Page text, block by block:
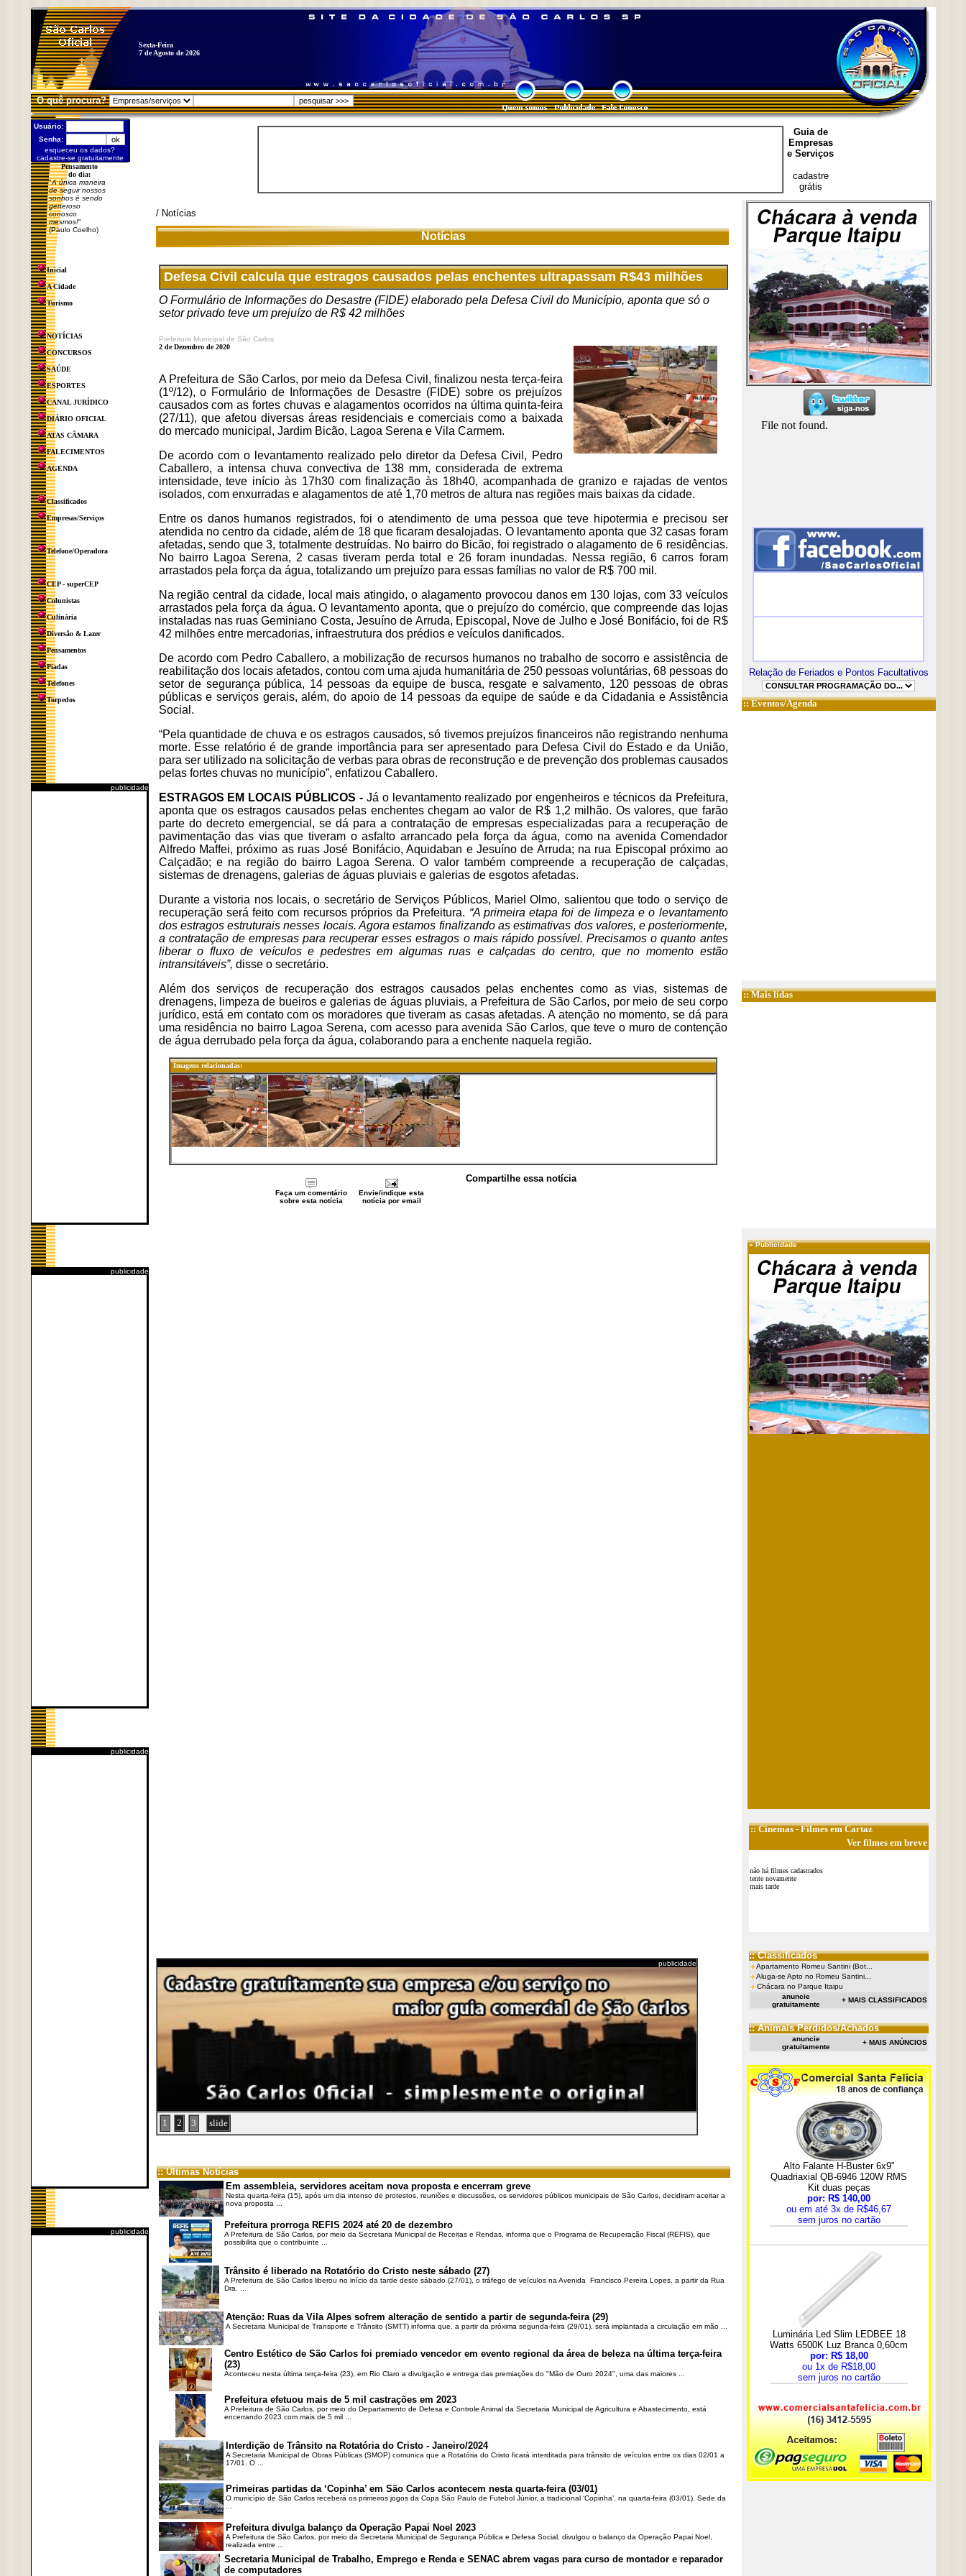
Sexta-Feira
7 de Agosto de 2026
O quê procura?
Usuário:
Senha:
esqueceu os dados?
cadastre-se gratuitamente
Pensamento
do dia:
"A única maneira
de seguir nossos
sonhos é sendo
generoso
conosco
mesmos!"
(Paulo Coelho)
Inicial
A Cidade
Turismo
NOTÍCIAS
CONCURSOS
SAÚDE
ESPORTES
CANAL JURÍDICO
DIÁRIO OFICIAL
ATAS CÂMARA
FALECIMENTOS
AGENDA
Classificados
Empresas/Serviços
Telefone/Operadora
CEP - superCEP
Colunistas
Culinária
Diversão & Lazer
Pensamentos
Piadas
Telefones
Torpedos
publicidade
publicidade
publicidade
publicidade
Guia de
Empresas
e Serviços
cadastre
grátis
/ Notícias
Notícias
Defesa Civil calcula que estragos causados pelas enchentes ultrapassam R$43 milhões
O Formulário de Informações do Desastre (FIDE) elaborado pela Defesa Civil do Município, aponta que só o
setor privado teve um prejuízo de R$ 42 milhões
Prefeitura Municipal de São Carlos
2 de Dezembro de 2020
A Prefeitura de São Carlos, por meio da Defesa Civil, finalizou nesta terça-feira
(1º/12), o Formulário de Informações de Desastre (FIDE) sobre os prejuízos
causados com as fortes chuvas e alagamentos ocorridos na última quinta-feira
(27/11), que afetou diversas áreas residenciais e comerciais como a baixada
do mercado municipal, Jardim Bicão, Lagoa Serena e Vila Carmem.
De acordo com o levantamento realizado pelo diretor da Defesa Civil, Pedro
Caballero, a intensa chuva convectiva de 138 mm, considerada de extrema
intensidade, teve início às 17h30 com finalização às 18h40, acompanhada de granizo e rajadas de ventos
isolados, com enxurradas e alagamentos de até 1,70 metros de altura nas regiões mais baixas da cidade.
Entre os danos humanos registrados, foi o atendimento de uma pessoa que teve hipotermia e precisou ser
atendida no centro da cidade, além de 18 que ficaram desalojadas. O levantamento aponta que 32 casas foram
afetadas, sendo que 3, totalmente destruídas. No bairro do Bicão, foi registrado o alagamento de 6 residências.
No bairro Lagoa Serena, 2 casas tiveram perda total e 26 foram inundadas. Nessa região, 6 carros foram
arrastados pela força da água, totalizando um prejuízo para essas famílias no valor de R$ 700 mil.
Na região central da cidade, local mais atingido, o alagamento provocou danos em 130 lojas, com 33 veículos
arrastados pela força da água. O levantamento aponta, que o prejuízo do comércio, que compreende das lojas
instaladas nas ruas Geminiano Costa, Jesuíno de Arruda, Episcopal, Nove de Julho e José Bonifácio, foi de R$
42 milhões entre mercadorias, infraestrutura dos prédios e veículos danificados.
De acordo com Pedro Caballero, a mobilização de recursos humanos no trabalho de socorro e assistência de
reabilitação dos locais afetados, contou com uma ajuda humanitária de 250 pessoas voluntárias, 68 pessoas do
setor de segurança pública, 14 pessoas da equipe de busca, resgate e salvamento, 120 pessoas de obras
públicas e serviços gerais, além, do apoio de 14 pessoas da equipe de saúde e da Cidadania e Assistência
Social.
“Pela quantidade de chuva e os estragos causados, só tivemos prejuízos financeiros não registrando nenhuma
morte. Esse relatório é de grande importância para ser apresentado para Defesa Civil do Estado e da União,
para ser utilizado na solicitação de verbas para obras de reconstrução e de prevenção dos problemas causados
pelas fortes chuvas no município”, enfatizou Caballero.
ESTRAGOS EM LOCAIS PÚBLICOS -Já o levantamento realizado por engenheiros e técnicos da Prefeitura,
aponta que os estragos causados pelas enchentes chegam ao valor de R$ 1,2 milhão. Os valores, que farão
parte do decreto emergencial, se dá para a contratação de empresas especializadas para a recuperação de
pavimentação das vias que tiveram o asfalto arrancado pela força da água, como na avenida Comendador
Alfredo Maffei, próximo as ruas José Bonifácio, Aquidaban e Jesuíno de Arruda; na rua Episcopal próximo ao
Calçadão; e na região do bairro Lagoa Serena. O valor também compreende a recuperação de calçadas,
sistemas de drenagens, galerias de águas pluviais e galerias de esgotos afetadas.
Durante a vistoria nos locais, o secretário de Serviços Públicos, Mariel Olmo, salientou que todo o serviço de
recuperação será feito com recursos próprios da Prefeitura. “A primeira etapa foi de limpeza e o levantamento
dos estragos estruturais nesses locais. Agora estamos finalizando as estimativas dos valores, e posteriormente,
a contratação de empresas para recuperar esses estragos o mais rápido possível. Precisamos o quanto antes
liberar o fluxo de veículos e pedestres em algumas ruas e calçadas do centro, que no momento estão
intransitáveis”, disse o secretário.
Além dos serviços de recuperação dos estragos causados pelas enchentes como as vias, sistemas de
drenagens, limpeza de bueiros e galerias de águas pluviais, a Prefeitura de São Carlos, por meio de seu corpo
jurídico, está em contato com os moradores que tiveram as casas afetadas. A atenção no momento, se dá para
uma residência no bairro Lagoa Serena, com acesso para avenida São Carlos, que teve o muro de contenção
de água derrubado pela força da água, colaborando para a enchente naquela região.
Imagens relacionadas:
Compartilhe essa notícia
Faça um comentário
sobre esta notícia
Envie/indique esta
notícia por email
publicidade
1 2 3 slide
:: Últimas Notícias
Em assembleia, servidores aceitam nova proposta e encerram greve
Nesta quarta-feira (15), após um dia intenso de protestos, reuniões e discussões, os servidores públicos municipais de São Carlos, decidiram aceitar a
nova proposta ...
Prefeitura prorroga REFIS 2024 até 20 de dezembro
A Prefeitura de São Carlos, por meio da Secretaria Municipal de Receitas e Rendas, informa que o Programa de Recuperação Fiscal (REFIS), que
possibilita que o contribuinte ...
Trânsito é liberado na Rotatório do Cristo neste sábado (27)
A Prefeitura de São Carlos liberou no início da tarde deste sábado (27/01), o tráfego de veículos na Avenida Francisco Pereira Lopes, a partir da Rua
Dra. ...
Atenção: Ruas da Vila Alpes sofrem alteração de sentido a partir de segunda-feira (29)
A Secretaria Municipal de Transporte e Trânsito (SMTT) informa que, a partir da próxima segunda-feira (29/01), será implantada a circulação em mão ...
Centro Estético de São Carlos foi premiado vencedor em evento regional da área de beleza na última terça-feira
(23)
Aconteceu nesta última terça-feira (23), em Rio Claro a divulgação e entrega das premiações do "Mão de Ouro 2024", uma das maiores ...
Prefeitura efetuou mais de 5 mil castrações em 2023
A Prefeitura de São Carlos, por meio do Departamento de Defesa e Controle Animal da Secretaria Municipal de Agricultura e Abastecimento, está
encerrando 2023 com mais de 5 mil ...
Interdição de Trânsito na Rotatória do Cristo - Janeiro/2024
A Secretaria Municipal de Obras Públicas (SMOP) comunica que a Rotatória do Cristo ficará interditada para trânsito de veículos entre os dias 02/01 a
17/01. O ...
Primeiras partidas da ‘Copinha’ em São Carlos acontecem nesta quarta-feira (03/01)
O município de São Carlos receberá os primeiros jogos da Copa São Paulo de Futebol Júnior, a tradicional ‘Copinha’, na quarta-feira (03/01). Sede da
Prefeitura divulga balanço da Operação Papai Noel 2023
A Prefeitura de São Carlos, por meio da Secretaria Municipal de Segurança Pública e Defesa Social, divulgou o balanço da Operação Papai Noel,
realizada entre ...
Secretaria Municipal de Trabalho, Emprego e Renda e SENAC abrem vagas para curso de montador e reparador
de computadores
Relação de Feriados e Pontos Facultativos
::Eventos/Agenda
:: Mais lidas
»Publicidade
::Cinemas- Filmes em Cartaz
Ver filmes em breve
não há filmes cadastrados
tente novamente
mais tarde
:: Classificados
Apartamento Romeu Santini (Bot...
Aluga-se Apto no Romeu Santini...
Chácara no Parque Itaipu
anuncie
gratuitamente
+ MAIS CLASSIFICADOS
:: Animais Perdidos/Achados
anuncie
gratuitamente
+ MAIS ANÚNCIOS